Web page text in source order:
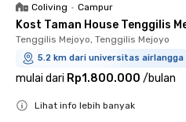
Coliving • Campur
Kost Taman House Tenggilis
Tenggilis Mejoyo, Tenggilis Mejoyo
5.2 km dari universitas airlangga
mulai dari Rp1.800.000 /bulan
Lihat info lebih banyak